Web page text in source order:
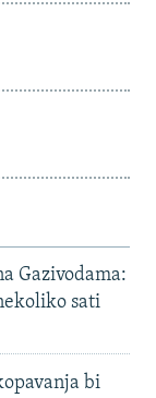
Gazivodama:
sati
bi